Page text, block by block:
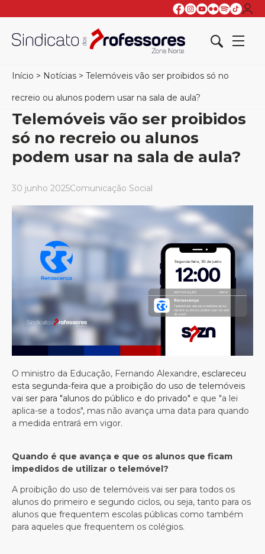
Início > Notícias > Telemóveis vão ser proibidos só no
recreio ou alunos podem usar na sala de aula?
Telemóveis vão ser proibidos
só no recreio ou alunos
podem usar na sala de aula?
30 junho 2025Comunicação Social
O ministro da Educação, Fernando Alexandre, esclareceu
esta segunda-feira que a proibição do uso de telemóveis
vai ser para "alunos do público e do privado" e que "a lei
aplica-se a todos", mas não avança uma data para quando
a medida entrará em vigor.
Quando é que avança e que os alunos que ficam
impedidos de utilizar o telemóvel?
A proibição do uso de telemóveis vai ser para todos os
alunos do primeiro e segundo ciclos, ou seja, tanto para os
alunos que frequentem escolas públicas como também
para aqueles que frequentem os colégios.